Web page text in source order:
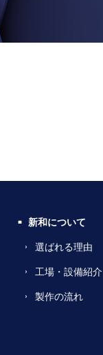
新和について
選ばれる理由
工場・設備紹介
製作の流れ